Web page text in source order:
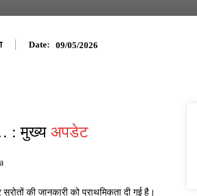
Date: 09/05/2026
: मुख्य अपडेट
की जानकारी को प्राथमिकता दी गई है।